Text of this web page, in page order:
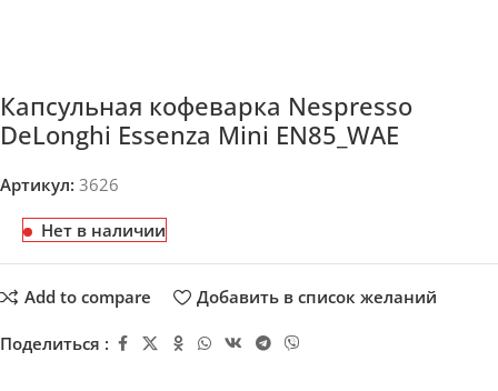
Капсульная кофеварка Nespresso
DeLonghi Essenza Mini EN85_WAE
Артикул: 3626
Нет в наличии
Add to compare Добавить в список желаний
Поделиться :